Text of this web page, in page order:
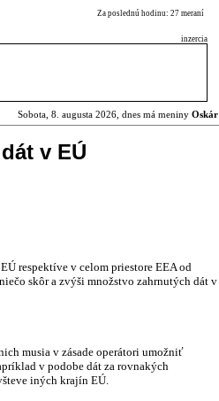
Za poslednú hodinu: 27 meraní
inzercia
Sobota, 8. augusta 2026, dnes má meniny Oskár
v EÚ
respektíve v celom priestore EEA od
skôr a zvýši množstvo zahrnutých dát v
musia v zásade operátori umožniť
v podobe dát za rovnakých
iných krajín EÚ.